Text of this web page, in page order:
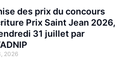
des prix du concours
Prix Saint Jean 2026,
31 juillet par
2026